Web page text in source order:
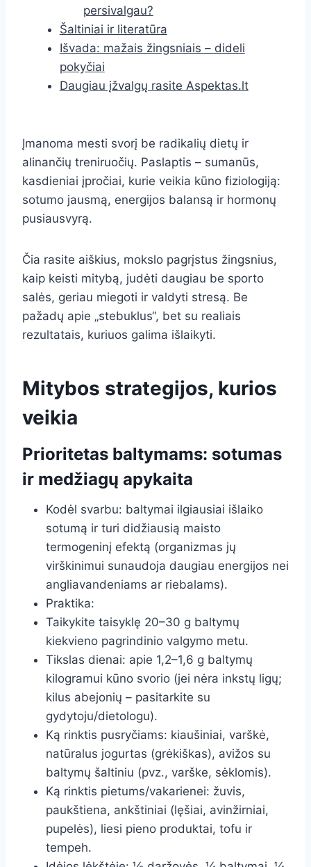
persivalgau?
Šaltiniai ir literatūra
Išvada: mažais žingsniais – dideli
pokyčiai
Daugiau įžvalgų rasite Aspektas.lt
Įmanoma mesti svorį be radikalių dietų ir
alinančių treniruočių. Paslaptis – sumanūs,
kasdieniai įpročiai, kurie veikia kūno fiziologiją:
sotumo jausmą, energijos balansą ir hormonų
pusiausvyrą.
Čia rasite aiškius, mokslo pagrįstus žingsnius,
kaip keisti mitybą, judėti daugiau be sporto
salės, geriau miegoti ir valdyti stresą. Be
pažadų apie „stebuklus“, bet su realiais
rezultatais, kuriuos galima išlaikyti.
Mitybos strategijos, kurios
veikia
Prioritetas baltymams: sotumas
ir medžiagų apykaita
Kodėl svarbu: baltymai ilgiausiai išlaiko
sotumą ir turi didžiausią maisto
termogeninį efektą (organizmas jų
virškinimui sunaudoja daugiau energijos nei
angliavandeniams ar riebalams).
Praktika:
Taikykite taisyklę 20–30 g baltymų
kiekvieno pagrindinio valgymo metu.
Tikslas dienai: apie 1,2–1,6 g baltymų
kilogramui kūno svorio (jei nėra inkstų ligų;
kilus abejonių – pasitarkite su
gydytoju/dietologu).
Ką rinktis pusryčiams: kiaušiniai, varškė,
natūralus jogurtas (grėkiškas), avižos su
baltymų šaltiniu (pvz., varške, sėklomis).
Ką rinktis pietums/vakarienei: žuvis,
paukštiena, ankštiniai (lęšiai, avinžirniai,
pupelės), liesi pieno produktai, tofu ir
tempeh.